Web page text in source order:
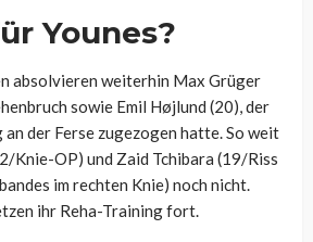
Younes?
absolvieren weiterhin Max Grüger
sowie Emil Højlund (20), der
der Ferse zugezogen hatte. So weit
Knie-OP) und Zaid Tchibara (19/Riss
im rechten Knie) noch nicht.
ihr Reha-Training fort.